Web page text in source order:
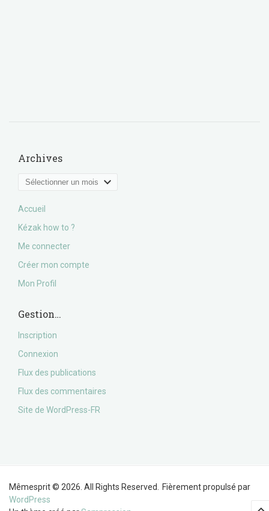
Archives
Archives
Accueil
Kézak how to ?
Me connecter
Créer mon compte
Mon Profil
Gestion…
Inscription
Connexion
Flux des publications
Flux des commentaires
Site de WordPress-FR
Mêmesprit © 2026. All Rights Reserved.
Fièrement propulsé par
WordPress